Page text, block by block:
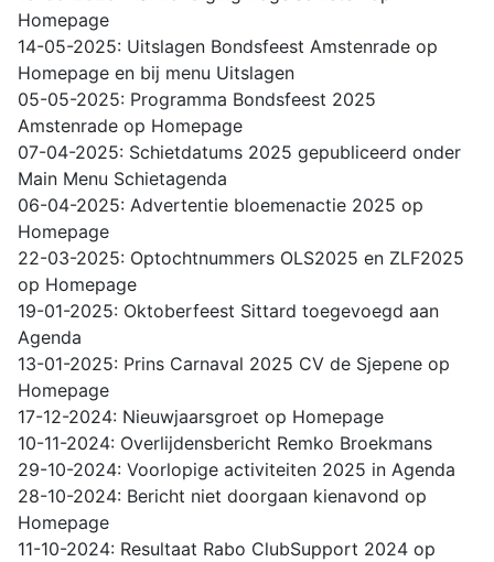
Homepage
14-05-2025: Uitslagen Bondsfeest Amstenrade op
Homepage en bij menu Uitslagen
05-05-2025: Programma Bondsfeest 2025
Amstenrade op Homepage
07-04-2025: Schietdatums 2025 gepubliceerd onder
Main Menu Schietagenda
06-04-2025: Advertentie bloemenactie 2025 op
Homepage
22-03-2025: Optochtnummers OLS2025 en ZLF2025
op Homepage
19-01-2025: Oktoberfeest Sittard toegevoegd aan
Agenda
13-01-2025: Prins Carnaval 2025 CV de Sjepene op
Homepage
17-12-2024: Nieuwjaarsgroet op Homepage
10-11-2024: Overlijdensbericht Remko Broekmans
29-10-2024: Voorlopige activiteiten 2025 in Agenda
28-10-2024: Bericht niet doorgaan kienavond op
Homepage
11-10-2024: Resultaat Rabo ClubSupport 2024 op